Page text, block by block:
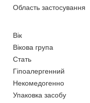
Область застосування
Вік
Вікова група
Стать
Гіпоалергенний
Некомедогенно
Упаковка засобу